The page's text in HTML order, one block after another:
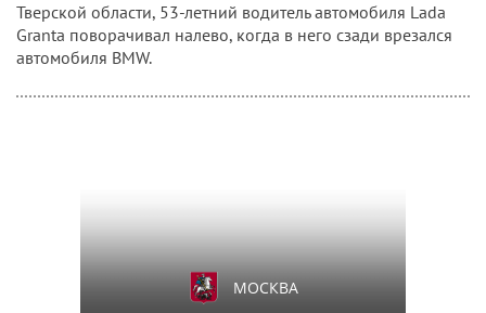
Тверской области, 53-летний водитель автомобиля Lada
Granta поворачивал налево, когда в него сзади врезался
автомобиля BMW.
МОСКВА